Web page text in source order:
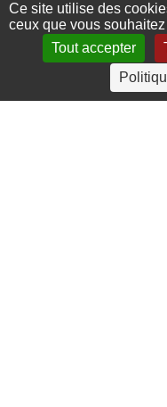
4 rue Crec’h-Ugen
22810 Belle Isle
Ce site utilise des
ceux que vous
Tout accepter